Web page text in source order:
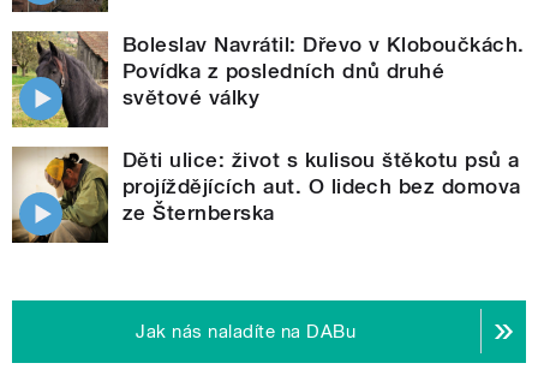
Boleslav Navrátil: Dřevo v Kloboučkách.
Povídka z posledních dnů druhé
světové války
Děti ulice: život s kulisou štěkotu psů a
projíždějících aut. O lidech bez domova
ze Šternberska
Jak nás naladíte na DABu